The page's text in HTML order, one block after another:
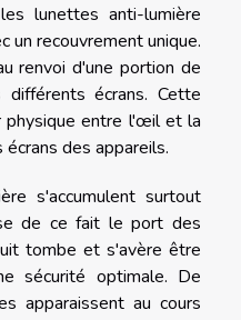
lunettes anti-lumière
un recouvrement unique.
renvoi d'une portion de
écrans. Cette
physique entre l'œil et la
des appareils.
s'accumulent surtout
de ce fait le port des
tombe et s'avère être
sécurité optimale. De
apparaissent au cours